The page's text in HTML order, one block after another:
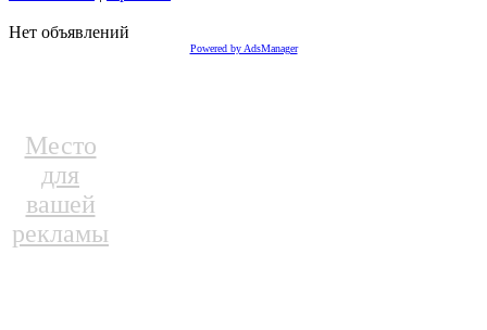
Нет объявлений
Powered by AdsManager
Место
для
вашей
рекламы